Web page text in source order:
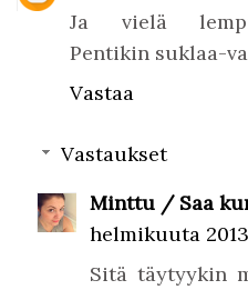
Ja vielä
Pentikin suklaa-
Vastaa
Vastaukset
Minttu / Saa
helmikuuta
Sitä täytyykin